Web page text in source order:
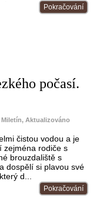
Pokračování
počasí.
Aktualizováno
čistou vodou a je
zejména rodiče s
brouzdaliště s
dospělí si plavou své
d...
Pokračování